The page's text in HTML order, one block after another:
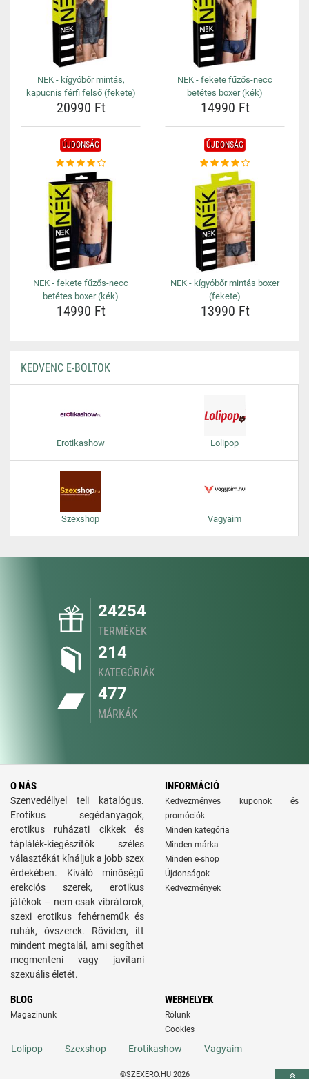
NEK - kígyóbőr mintás,
kapucnis férfi felső (fekete)
20990 Ft
NEK - fekete fűzős-necc
betétes boxer (kék)
14990 Ft
ÚJDONSÁG
NEK - fekete fűzős-necc
betétes boxer (kék)
14990 Ft
ÚJDONSÁG
NEK - kígyóbőr mintás boxer
(fekete)
13990 Ft
KEDVENC E-BOLTOK
Erotikashow Lolipop
Szexshop Vagyaim
24254
TERMÉKEK
214
KATEGÓRIÁK
477
MÁRKÁK
O NÁS
Szenvedéllyel teli katalógus.
Erotikus segédanyagok,
erotikus ruházati cikkek és
táplálék-kiegészítők széles
választékát kínáljuk a jobb szex
érdekében. Kiváló minőségű
erekciós szerek, erotikus
játékok – nem csak vibrátorok,
szexi erotikus fehérneműk és
ruhák, óvszerek. Röviden, itt
mindent megtalál, ami segíthet
megmenteni vagy javítani
szexuális életét.
INFORMÁCIÓ
Kedvezményes kuponok és
promóciók
Minden kategória
Minden márka
Minden e-shop
Újdonságok
Kedvezmények
BLOG
Magazinunk
WEBHELYEK
Rólunk
Cookies
Lolipop Szexshop Erotikashow Vagyaim
©SZEXERO.HU 2026